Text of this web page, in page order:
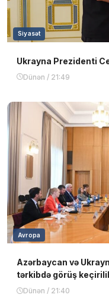
Siyasət
Ukrayna Prezidenti
Dünən / 21:49
Avropa
Azərbaycan və
tərkibdə görüş
Dünən / 21:40